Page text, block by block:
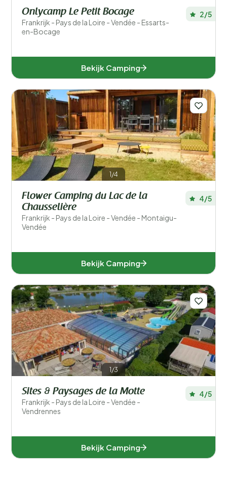
Onlycamp Le Petit Bocage
Frankrijk - Pays de la Loire - Vendée - Essarts-
en-Bocage
2/5
Bekijk Camping
1/4
Flower Camping du Lac de la
Chausselière
Frankrijk - Pays de la Loire - Vendée - Montaigu-
Vendée
4/5
Bekijk Camping
1/3
Sites & Paysages de la Motte
Frankrijk - Pays de la Loire - Vendée -
Vendrennes
4/5
Bekijk Camping